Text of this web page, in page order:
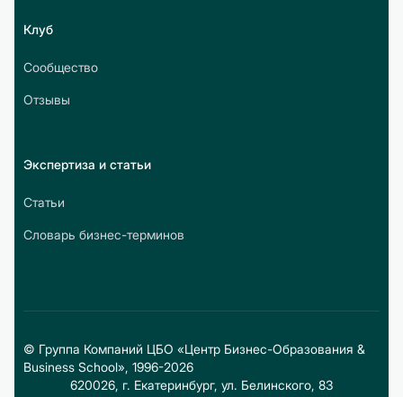
Клуб
Сообщество
Отзывы
Экспертиза и статьи
Статьи
Словарь бизнес-терминов
© Группа Компаний ЦБО «Центр Бизнес-Образования &
Business School», 1996-2026
620026, г. Екатеринбург, ул. Белинского, 83